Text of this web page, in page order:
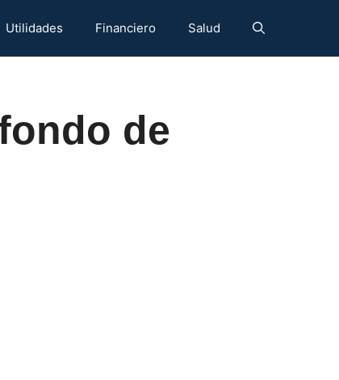
Utilidades Financiero Salud
de